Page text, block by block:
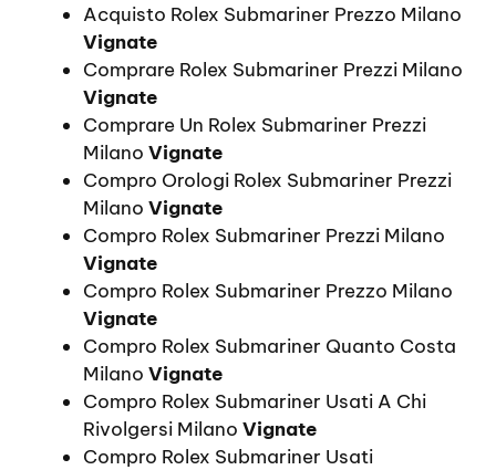
Acquisto Rolex Submariner Prezzo Milano
Vignate
Comprare Rolex Submariner Prezzi Milano
Vignate
Comprare Un Rolex Submariner Prezzi
Milano Vignate
Compro Orologi Rolex Submariner Prezzi
Milano Vignate
Compro Rolex Submariner Prezzi Milano
Vignate
Compro Rolex Submariner Prezzo Milano
Vignate
Compro Rolex Submariner Quanto Costa
Milano Vignate
Compro Rolex Submariner Usati A Chi
Rivolgersi Milano Vignate
Compro Rolex Submariner Usati